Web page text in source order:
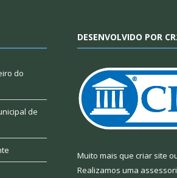
do
de
DESENVOLVIDO POR
Muito mais que criar site
Realizamos uma